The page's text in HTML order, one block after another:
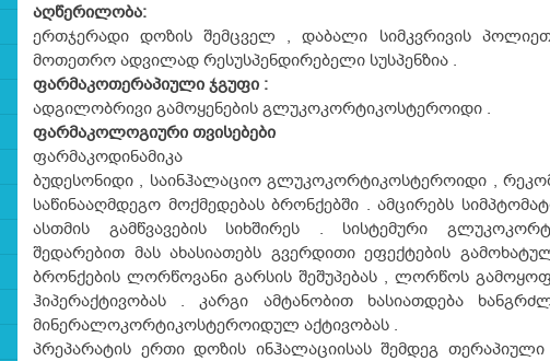
აღწერილობა:
ერთჯერადი დოზის შემცველ , დაბალი სიმკვრივის
მოთეთრო ადვილად რესუსპენდირებელი სუსპენზია .
ფარმაკოთერაპიული ჯგუფი :
ადგილობრივი გამოყენების გლუკოკორტიკოსტეროიდი .
ფარმაკოლოგიური თვისებები
ფარმაკოდინამიკა
ბუდესონიდი , საინჰალაციო გლუკოკორტიკოსტეროიდი ,
საწინააღმდეგო მოქმედებას ბრონქებში . ამცირებს
ასთმის გამწვავების სიხშირეს . სისტემური
შედარებით მას ახასიათებს გვერდითი ეფექტების
ბრონქების ლორწოვანი გარსის შეშუპებას , ლორწოს
ჰიპერაქტივობას . კარგი ამტანობით ხასიათდება
მინერალოკორტიკოსტეროიდულ აქტივობას .
პრეპარატის ერთი დოზის ინჰალაციისას შემდეგ